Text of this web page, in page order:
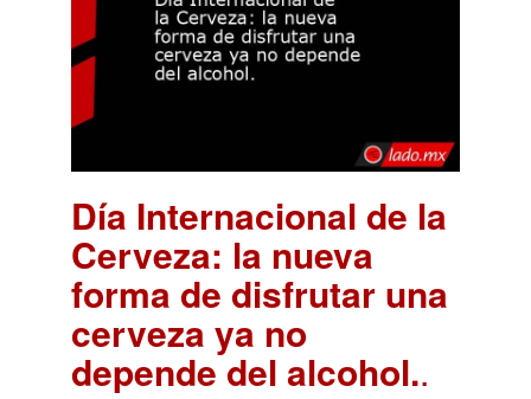
Día Internacional de la
Cerveza: la nueva
forma de disfrutar una
cerveza ya no
depende del alcohol..